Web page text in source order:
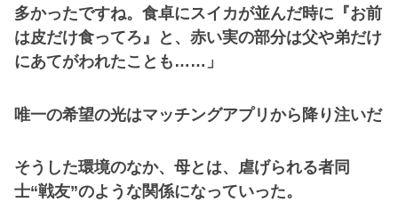
多かったですね。食卓にスイカが並んだ時に『お前
は皮だけ食ってろ』と、赤い実の部分は父や弟だけ
にあてがわれたことも……」
唯一の希望の光はマッチングアプリから降り注いだ
そうした環境のなか、母とは、虐げられる者同
士“戦友”のような関係になっていった。